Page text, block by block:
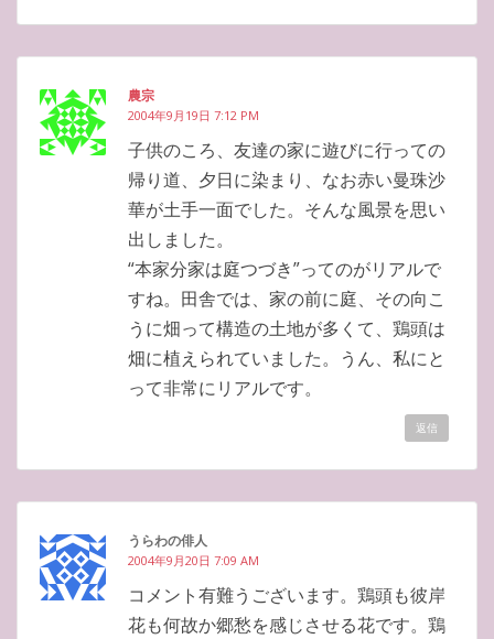
農宗
2004年9月19日 7:12 PM
子供のころ、友達の家に遊びに行っての
帰り道、夕日に染まり、なお赤い曼珠沙
華が土手一面でした。そんな風景を思い
出しました。
“本家分家は庭つづき”ってのがリアルで
すね。田舎では、家の前に庭、その向こ
うに畑って構造の土地が多くて、鶏頭は
畑に植えられていました。うん、私にと
って非常にリアルです。
返信
うらわの俳人
2004年9月20日 7:09 AM
コメント有難うございます。鶏頭も彼岸
花も何故か郷愁を感じさせる花です。鶏